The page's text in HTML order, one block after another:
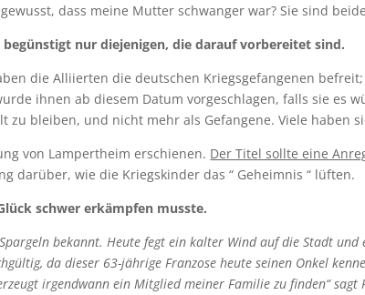
dass meine Mutter schwanger war? Sie sind
begünstigt nur diejenigen, die darauf vorbereitet sind.
die Alliierten die deutschen Kriegsgefangenen
ihnen ab diesem Datum vorgeschlagen, falls sie es
zu bleiben, und nicht mehr als Gefangene. Viele haben
von Lampertheim erschienen. Der Titel sollte eine
darüber, wie die Kriegskinder das “ Geheimnis “ lüften.
schwer erkämpfen musste.
bekannt. Heute fegt ein kalter Wind auf die Stadt und
da dieser 63-jährige Franzose heute seinen Onkel
irgendwann ein Mitglied meiner Familie zu finden“